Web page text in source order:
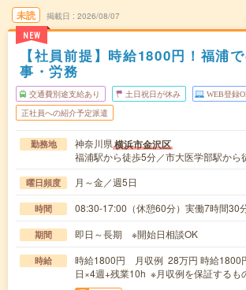
未読
NEW
掲載日 2026/08/07
【社員前提】時給1800円！福浦
事・労務
交通費別途支給あり 土日祝日が休み WEB登録
正社員への紹介予定派遣
勤務地 神奈川県横浜市金沢区
福浦駅から徒歩5分／市大医学部駅から
曜日頻度 月～金／週5日
時間 08:30-17:00（休憩60分）実働7時間30
期間 即日～長期 ※開始日相談OK
時給
時給1800円 月収例 28万円 時給1800
日×4週+残業10h ※月収例を保証するも